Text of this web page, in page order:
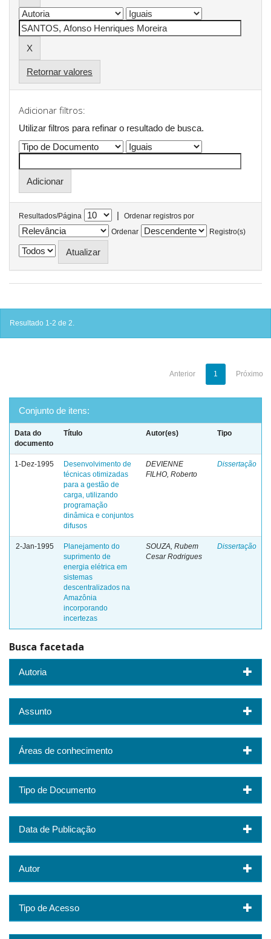
Retornar valores
Adicionar filtros:
Utilizar filtros para refinar o resultado de busca.
Resultados/Página |
Ordenar registros por
Ordenar
Registro(s)
Resultado 1-2 de 2.
Anterior 1 Próximo
Conjunto de itens:
Data do
documento
Título Autor(es) Tipo
1-Dez-1995
Desenvolvimento de
técnicas otimizadas
para a gestão de
carga, utilizando
programação
dinâmica e conjuntos
difusos
DEVIENNE
FILHO, Roberto
Dissertação
2-Jan-1995
Planejamento do
suprimento de
energia elétrica em
sistemas
descentralizados na
Amazônia
incorporando
incertezas
SOUZA, Rubem
Cesar Rodrigues
Dissertação
Busca facetada
Autoria
Assunto
Áreas de conhecimento
Tipo de Documento
Data de Publicação
Autor
Tipo de Acesso